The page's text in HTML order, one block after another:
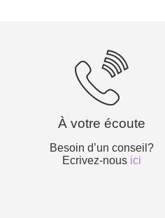
À votre écoute
Besoin d’un conseil?
Ecrivez-nous ici